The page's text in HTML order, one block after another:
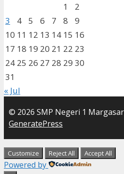
1
2
3
4 5 6 7 8
9
10 11 12 13 14 15 16
17 18 19 20 21 22 23
24 25 26 27 28 29 30
31
« Jul
© 2026 SMP Negeri 1
GeneratePress
Customize Reject All Accept All
Powered by